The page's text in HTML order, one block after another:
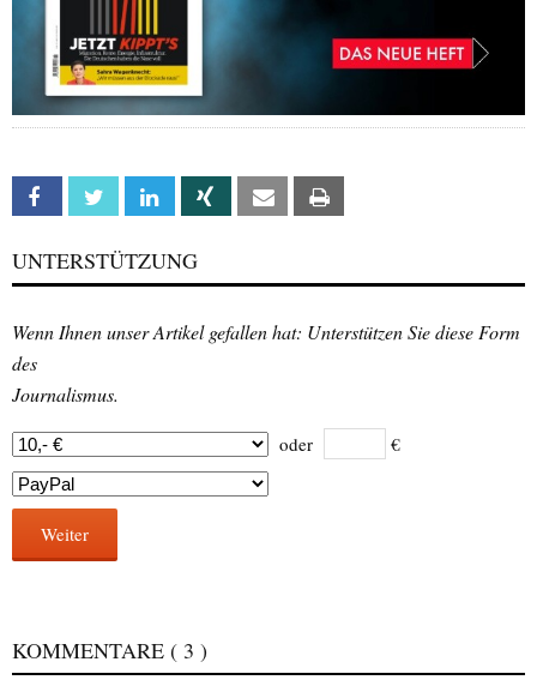
Facebook Twitter Linkedin Xing Email
UNTERSTÜTZUNG
Wenn Ihnen unser Artikel gefallen hat: Unterstützen Sie diese Form
des
Journalismus.
oder €
Weiter
KOMMENTARE ( 3 )